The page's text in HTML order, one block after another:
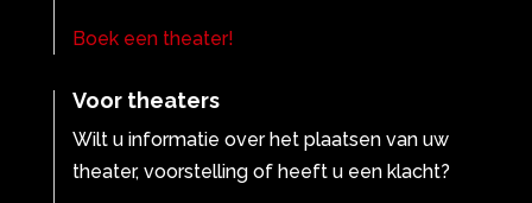
Boek een theater!
Voor theaters
Wilt u informatie over het plaatsen van uw
theater, voorstelling of heeft u een klacht?